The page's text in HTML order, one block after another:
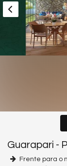
Guarapari -
Frente para o